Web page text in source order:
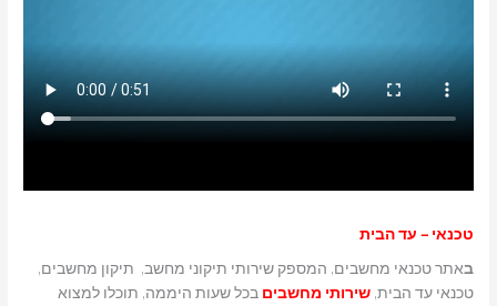
טכנאי – עד הבית
אתר טכנאי מחשבים, המספק שירותי תיקוני מחשב, תיקון מחשבים,
טכנאי עד הבית,שירותי מחשביםבכל שעות היממה, תוכלו למצוא